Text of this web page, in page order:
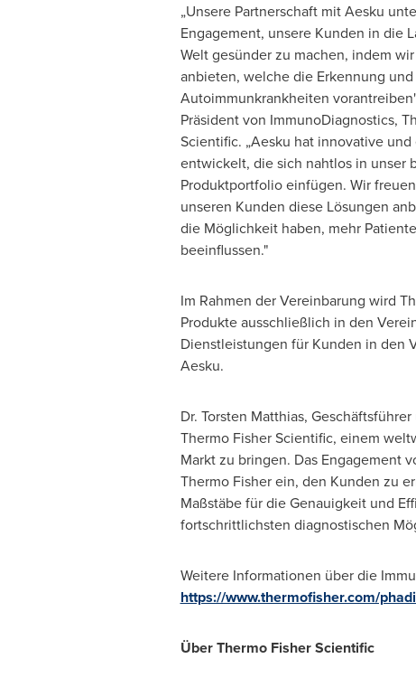
„Unsere Partnerschaft mit Aesku
Engagement, unsere Kunden in die
Welt gesünder zu machen, indem
anbieten, welche die Erkennung
Autoimmunkrankheiten
Präsident von ImmunoDiagnostics,
Scientific. „Aesku hat innovative
entwickelt, die sich nahtlos in unser
Produktportfolio einfügen. Wir
unseren Kunden diese Lösungen
die Möglichkeit haben, mehr
beeinflussen."
Im Rahmen der Vereinbarung wird
Produkte ausschließlich in den
Dienstleistungen für Kunden in den
Aesku.
Dr. Torsten Matthias,
Thermo Fisher Scientific, einem
Markt zu bringen. Das Engagement
Thermo Fisherein, den Kunden zu
Maßstäbe für die Genauigkeit und
fortschrittlichsten diagnostischen
Weitere Informationen über die
https://www.thermofisher.com/
Über Thermo Fisher Scientific